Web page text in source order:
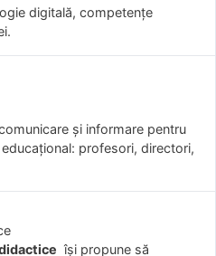
digitală, competențe
și informare pentru
profesori, directori,
îşi propune să